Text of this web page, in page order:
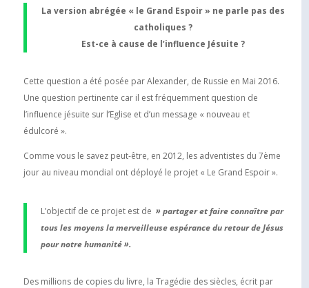
La version abrégée « le Grand Espoir » ne parle pas des
catholiques ?
Est-ce à cause de l’influence Jésuite ?
Cette question a été posée par Alexander, de Russie en Mai 2016.
Une question pertinente car il est fréquemment question de
l’influence jésuite sur l’Eglise et d’un message « nouveau et
édulcoré ».
Comme vous le savez peut-être, en 2012, les adventistes du 7ème
jour au niveau mondial ont déployé le projet « Le Grand Espoir ».
L’objectif de ce projet est de » partager et faire connaître par
tous les moyens la merveilleuse espérance du retour de Jésus
pour notre humanité ».
Des millions de copies du livre, la Tragédie des siècles, écrit par